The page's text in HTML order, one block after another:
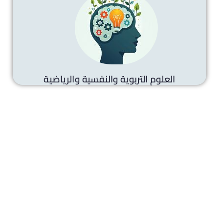
العلوم التربوية والنفسية والرياضية